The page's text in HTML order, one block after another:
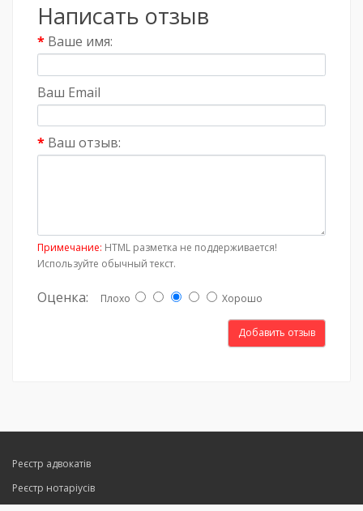
Написать отзыв
Ваше имя:
Ваш Email
Ваш отзыв:
Примечание: HTML разметка не поддерживается!
Используйте обычный текст.
Оценка: Плохо Хорошо
Добавить отзыв
Реєстр адвокатів
Реєстр нотаріусів